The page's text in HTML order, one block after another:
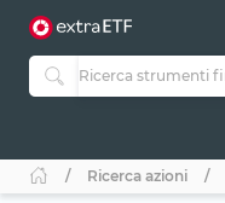
Ricerca azioni